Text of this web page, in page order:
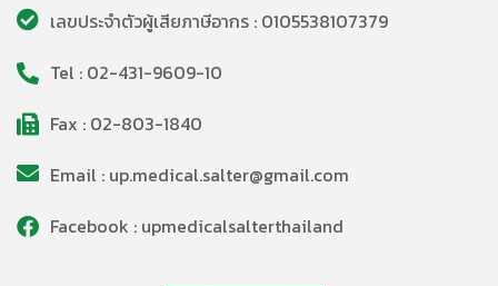
เลขประจำตัวผู้เสียภาษีอากร : 0105538107379
Tel : 02-431-9609-10
Fax : 02-803-1840
Email : up.medical.salter@gmail.com
Facebook : upmedicalsalterthailand